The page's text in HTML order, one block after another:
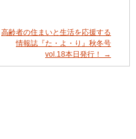
高齢者の住まいと生活を応援する
情報誌『た・よ・り』秋冬号
vol.18本日発行！
→